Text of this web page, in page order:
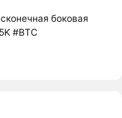
боковая
#BTC